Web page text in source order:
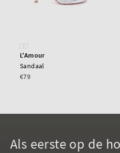
L'Amour
Sandaal
€79
Als eerste op de